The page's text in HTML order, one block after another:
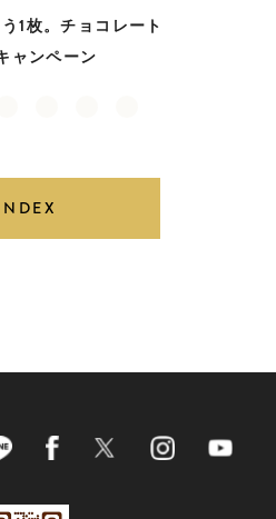
1枚。チョコレート
ャンペーン